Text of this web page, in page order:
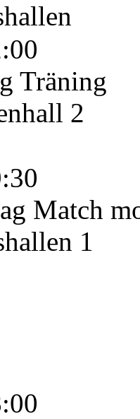
Träning
2
Match
1